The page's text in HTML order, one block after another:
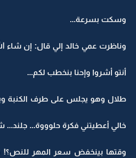
وسكت بسرعة...
وناظرت عمي خالد إلي قال: إن شاء
أنتو أشروا وإحنا بنخطب لكم...
طلال وهو يجلس على طرف الكنبة
خالي أعطيتني فكرة حلوووة... جلند...
وقتها بينخفض سعر المهر